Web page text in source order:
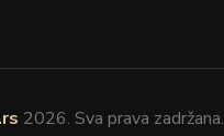
2026. Sva prava zadržana.